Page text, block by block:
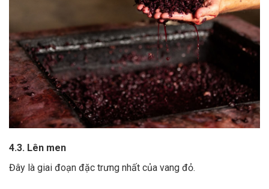
4.3. Lên men
Đây là giai đoạn đặc trưng nhất của vang đỏ.